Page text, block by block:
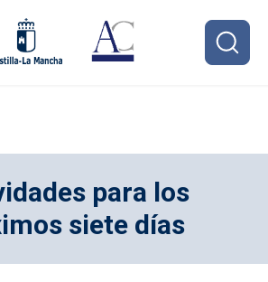
para los
siete días